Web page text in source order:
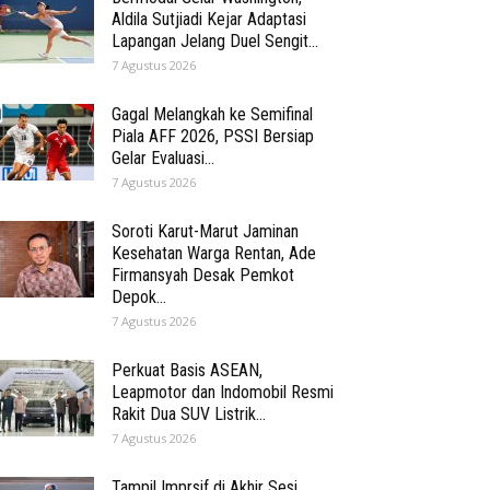
Aldila Sutjiadi Kejar Adaptasi
Lapangan Jelang Duel Sengit...
7 Agustus 2026
Gagal Melangkah ke Semifinal
Piala AFF 2026, PSSI Bersiap
Gelar Evaluasi...
7 Agustus 2026
Soroti Karut-Marut Jaminan
Kesehatan Warga Rentan, Ade
Firmansyah Desak Pemkot
Depok...
7 Agustus 2026
Perkuat Basis ASEAN,
Leapmotor dan Indomobil Resmi
Rakit Dua SUV Listrik...
7 Agustus 2026